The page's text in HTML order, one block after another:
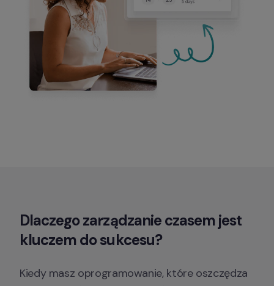
Dlaczego zarządzanie czasem jest
kluczem do sukcesu?
Kiedy masz oprogramowanie, które oszczędza